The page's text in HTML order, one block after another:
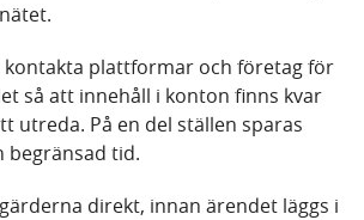
kontakta plattformar och företag för
så att innehåll i konton finns kvar
utreda. På en del ställen sparas
begränsad tid.
direkt, innan ärendet läggs i